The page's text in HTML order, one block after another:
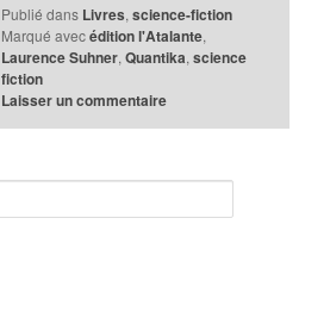
Publié dans Livres, science-fiction
Marqué avec édition l'Atalante,
Laurence Suhner, Quantika, science
fiction
Laisser un commentaire